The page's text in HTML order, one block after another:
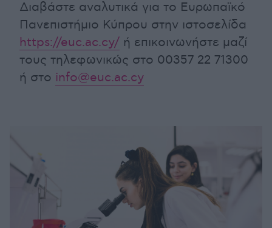
Διαβάστε αναλυτικά για το Ευρωπαϊκό
Πανεπιστήμιο Κύπρου στην ιστοσελίδα
https://euc.ac.cy/ ή επικοινωνήστε μαζί
τους τηλεφωνικώς στο 00357 22 71300
ή στο info@euc.ac.cy